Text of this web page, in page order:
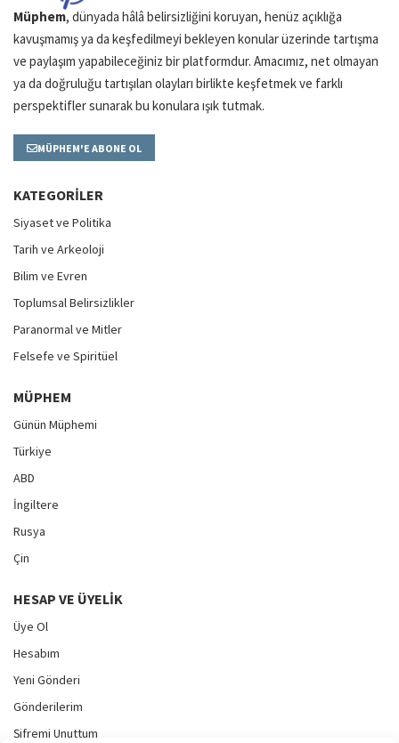
Müphem, dünyada hâlâ belirsizliğini koruyan, henüz açıklığa
kavuşmamış ya da keşfedilmeyi bekleyen konular üzerinde tartışma
ve paylaşım yapabileceğiniz bir platformdur. Amacımız, net olmayan
ya da doğruluğu tartışılan olayları birlikte keşfetmek ve farklı
perspektifler sunarak bu konulara ışık tutmak.
MÜPHEM'E ABONE OL
KATEGORILER
Siyaset ve Politika
Tarih ve Arkeoloji
Bilim ve Evren
Toplumsal Belirsizlikler
Paranormal ve Mitler
Felsefe ve Spiritüel
MÜPHEM
Günün Müphemi
Türkiye
ABD
İngiltere
Rusya
Çin
HESAP VE ÜYELIK
Üye Ol
Hesabım
Yeni Gönderi
Gönderilerim
Şifremi Unuttum